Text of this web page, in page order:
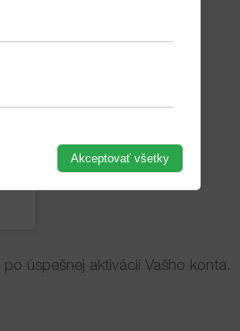
úspešnej aktivácií Vašho konta.
Akceptovať všetky